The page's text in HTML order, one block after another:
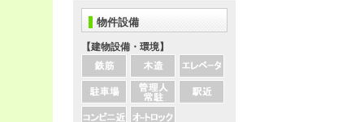
物件設備
【建物設備・環境】